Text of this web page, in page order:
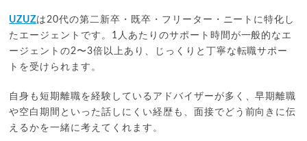
UZUZは20代の第二新卒・既卒・フリーター・ニートに特化し
たエージェントです。1人あたりのサポート時間が一般的なエ
ージェントの2〜3倍以上あり、じっくりと丁寧な転職サポー
トを受けられます。
自身も短期離職を経験しているアドバイザーが多く、早期離職
や空白期間といった話しにくい経歴も、面接でどう前向きに伝
えるかを一緒に考えてくれます。